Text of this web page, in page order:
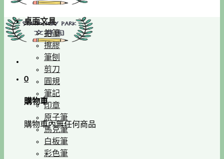
0
購物車
購物車內無任何商品
桌面文具
鉛筆
擦膠
筆刨
剪刀
圓規
筆記
印章
原子筆
馬克筆
白板筆
彩色筆